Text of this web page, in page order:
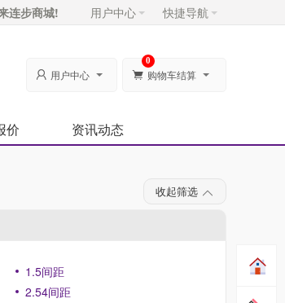
连步商城! 用户中心 快捷导航
 用户中心  购物车结算
0
价 资讯动态
收起筛选
1.5间距
2.54间距